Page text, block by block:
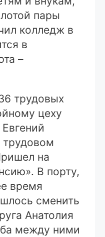
пары
колледж в
в
–
трудовых
цеху
трудовом
на
В порту,
время
сменить
Анатолия
между ними